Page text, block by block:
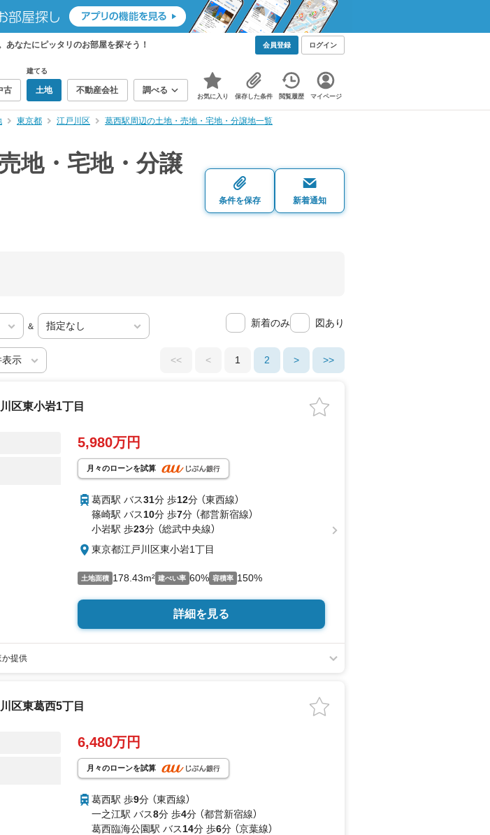
あなたにピッタリのお部屋を探そう！ 会員登録 ログイン
古
建てる
土地 不動産会社 調べる
お気に入り 保存した条件 閲覧履歴 マイページ
東京都 江戸川区 葛西駅周辺の土地・売地・宅地・分譲地一覧
地・宅地・分譲
条件を保存 新着通知
＆ 新着のみ 図あり
<< < 1 2 > >>
区東小岩1丁目
5,980万円
月々のローンを試算
葛西駅 バス31分 歩12分 （東西線）
篠崎駅 バス10分 歩7分 （都営新宿線）
小岩駅 歩23分 （総武中央線）
東京都江戸川区東小岩1丁目
土地面積 178.43m² 建ぺい率 60% 容積率 150%
詳細を見る
か提供
区東葛西5丁目
6,480万円
月々のローンを試算
葛西駅 歩9分 （東西線）
一之江駅 バス8分 歩4分 （都営新宿線）
葛西臨海公園駅 バス14分 歩6分 （京葉線）